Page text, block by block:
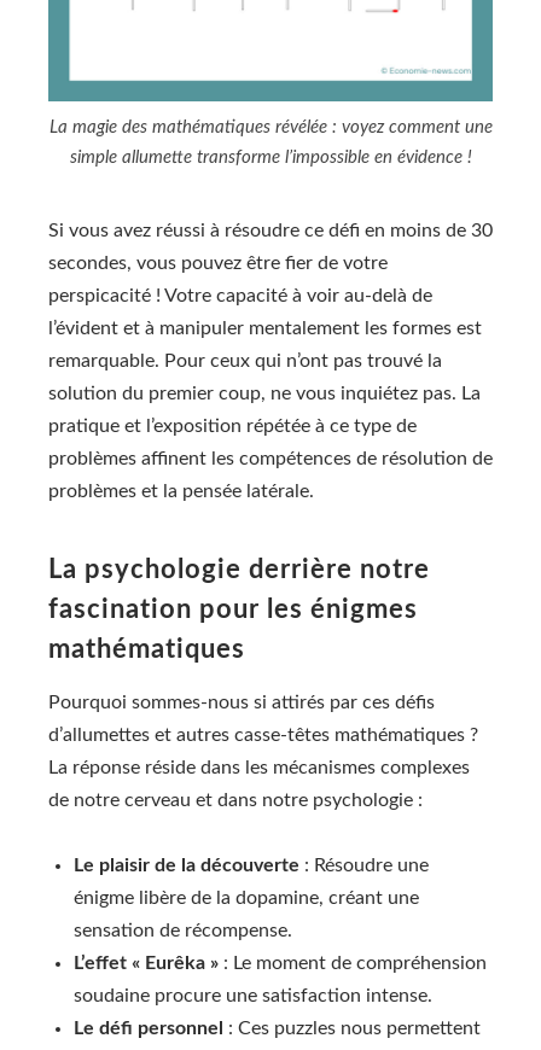
La magie des mathématiques révélée : voyez comment une
simple allumette transforme l’impossible en évidence !
Si vous avez réussi à résoudre ce défi en moins de 30
secondes, vous pouvez être fier de votre
perspicacité ! Votre capacité à voir au-delà de
l’évident et à manipuler mentalement les formes est
remarquable. Pour ceux qui n’ont pas trouvé la
solution du premier coup, ne vous inquiétez pas. La
pratique et l’exposition répétée à ce type de
problèmes affinent les compétences de résolution de
problèmes et la pensée latérale.
La psychologie derrière notre
fascination pour les énigmes
mathématiques
Pourquoi sommes-nous si attirés par ces défis
d’allumettes et autres casse-têtes mathématiques ?
La réponse réside dans les mécanismes complexes
de notre cerveau et dans notre psychologie :
Le plaisir de la découverte : Résoudre une
énigme libère de la dopamine, créant une
sensation de récompense.
L’effet « Eurêka » : Le moment de compréhension
soudaine procure une satisfaction intense.
Le défi personnel
: Ces puzzles nous permettent